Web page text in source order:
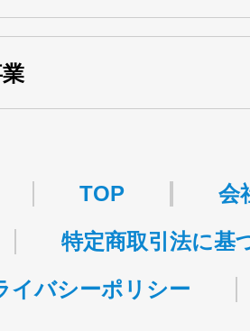
TOP
会
特定商取引法に基
イバシーポリシー